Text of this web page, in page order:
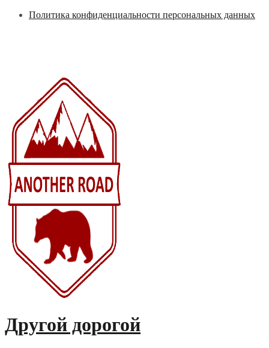
ПерейтиПолитика конфиденциальности персональных данных
Другой дорогой